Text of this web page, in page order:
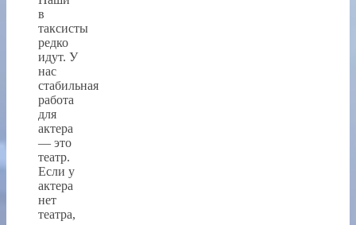
в
таксисты
редко
идут. У
нас
стабильная
работа
для
актера
— это
театр.
Если у
актера
нет
театра,